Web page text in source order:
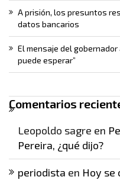
A prisión, los presuntos
datos bancarios
El mensaje del gobernador
puede esperar”
Comentarios
Leopoldo sagre en
Pereira, ¿qué dijo?
periodista en Hoy se